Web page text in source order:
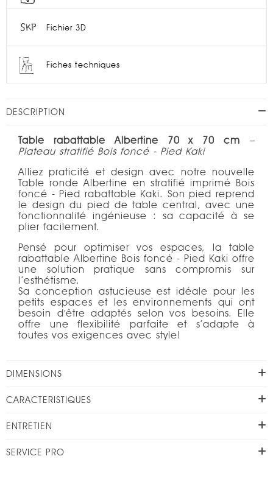
Fichier 3D
Fiches techniques
DESCRIPTION
Table rabattable Albertine 70 x 70 cm
–
Plateau stratifié Bois foncé - Pied Kaki
Alliez praticité et design avec notre nouvelle
Table ronde Albertine en stratifié imprimé Bois
foncé - Pied rabattable Kaki. Son pied reprend
le design du pied de table central, avec une
fonctionnalité ingénieuse : sa capacité à se
plier facilement.
Pensé pour optimiser vos espaces, la table
rabattable Albertine Bois foncé - Pied Kaki offre
une solution pratique sans compromis sur
l’esthétisme.
Sa conception astucieuse est idéale pour les
petits espaces et les environnements qui ont
besoin d'être adaptés selon vos besoins. Elle
offre une flexibilité parfaite et s’adapte à
toutes vos exigences avec style!
DIMENSIONS
CARACTERISTIQUES
ENTRETIEN
SERVICE PRO